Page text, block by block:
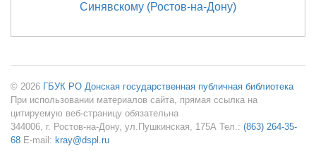
Синявскому (Ростов-на-Дону)
© 2026 ГБУК РО Донская государственная публичная библиотека
При использовании материалов сайта, прямая ссылка на
цитируемую веб-страницу обязательна
344006, г. Ростов-на-Дону, ул.Пушкинская, 175А Тел.: (863) 264-35-
68 E-mail: kray@dspl.ru